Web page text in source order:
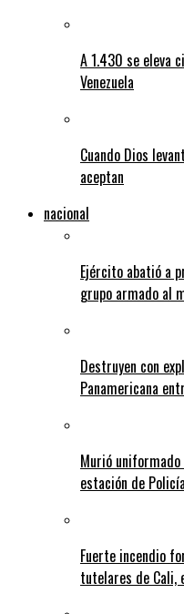
A 1.430 se eleva
Venezuela
Cuando Dios
aceptan
nacional
Ejército abatió a
grupo armado al
Destruyen con
Panamericana
Murió
estación de
Fuerte incendio
tutelares de Cali,